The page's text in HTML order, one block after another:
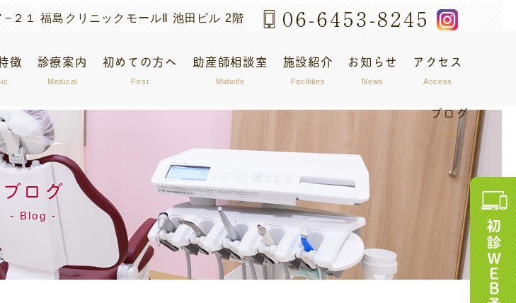
２１ 福島クリニックモールⅡ 池田ビル 2階
徴 診療案内
Medical
初めての方へ
First
助産師相談室
Midwife
施設紹介
Facilities
お知らせ
News
アクセス
Access
ブログ
Blog
ブログ
Blog